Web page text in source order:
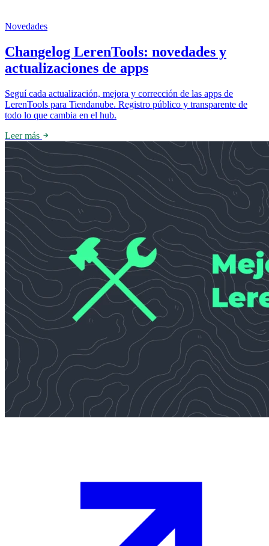
Novedades
Changelog LerenTools: novedades y
actualizaciones de apps
Seguí cada actualización, mejora y corrección de las apps de
LerenTools para Tiendanube. Registro público y transparente de
todo lo que cambia en el hub.
Leer más